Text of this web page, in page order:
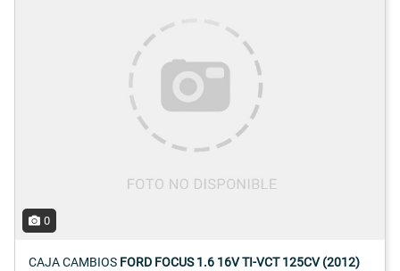
0
CAJA CAMBIOS FORD FOCUS 1.6 16V TI-VCT 125CV (2012)